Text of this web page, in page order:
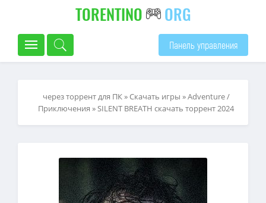
TORENTINO ORG
Панель управления
через торрент для ПК»Скачать игры »Adventure /
Приключения » SILENT BREATH скачать торрент 2024